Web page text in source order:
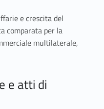
e crescita del
comparata per la
multilaterale,
e atti di